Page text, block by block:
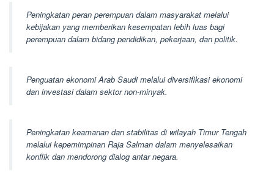
Peningkatan peran perempuan dalam masyarakat melalui
kebijakan yang memberikan kesempatan lebih luas bagi
perempuan dalam bidang pendidikan, pekerjaan, dan politik.
Penguatan ekonomi Arab Saudi melalui diversifikasi ekonomi
dan investasi dalam sektor non-minyak.
Peningkatan keamanan dan stabilitas di wilayah Timur Tengah
melalui kepemimpinan Raja Salman dalam menyelesaikan
konflik dan mendorong dialog antar negara.